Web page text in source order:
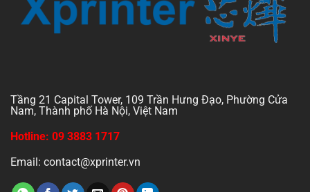
Tầng 21 Capital Tower, 109 Trần Hưng Đạo, Phường Cửa
Nam, Thành phố Hà Nội, Việt Nam
Hotline: 09 3883 1717
Email: contact@xprinter.vn